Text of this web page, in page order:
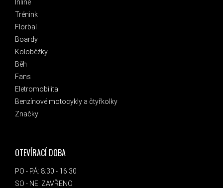
Inline
Trénink
Florbal
Boardy
Koloběžky
Běh
Fans
Eletromobilita
Benzínové motocykly a čtyřkolky
Značky
OTEVÍRACÍ DOBA
PO - PÁ: 8:30 - 16:30
SO - NE: ZAVŘENO